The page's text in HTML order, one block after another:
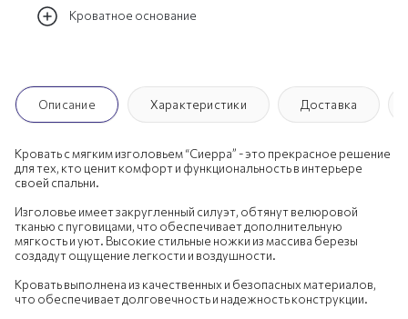
Кроватное основание
Описание Характеристики Доставка
Кровать с мягким изголовьем “Сиерра” - это прекрасное решение
для тех, кто ценит комфорт и функциональность в интерьере
своей спальни.
Изголовье имеет закругленный силуэт, обтянут велюровой
тканью с пуговицами, что обеспечивает дополнительную
мягкость и уют. Высокие стильные ножки из массива березы
создадут ощущение легкости и воздушности.
Кровать выполнена из качественных и безопасных материалов,
что обеспечивает долговечность и надежность конструкции.